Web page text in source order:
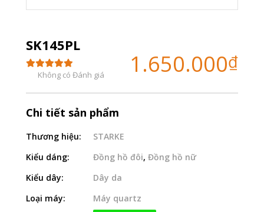
SK145PL
Không có Đánh giá 1.650.000₫
Chi tiết sản phẩm
Thương hiệu:
STARKE
Kiểu dáng:
Đồng hồ đôi, Đồng hồ nữ
Kiểu dây:
Dây da
Loại máy:
Máy quartz